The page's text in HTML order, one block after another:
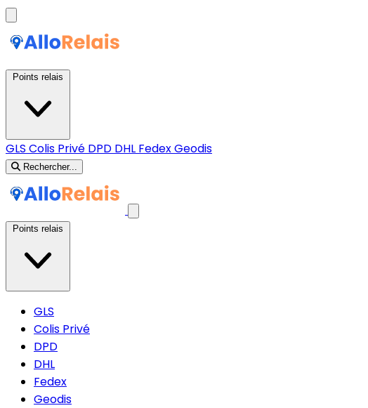
GLS Colis Privé DPD DHL FedexGeodis
Rechercher...
GLS
Colis Privé
DPD
DHL
Fedex
Geodis